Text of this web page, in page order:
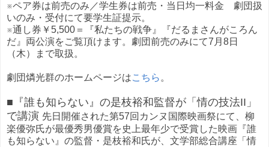
※ペア券は前売のみ／学生券は前売・当日均一料金 劇団扱
いのみ・受付にて要学生証提示。
※通し券￥5,500＝『私たちの戦争』『だるまさんがころん
だ』両公演をご覧頂けます。劇団前売のみにて7月8日
（木）まで取扱。
劇団燐光群のホームページはこちら 。
■『誰も知らない』の是枝裕和監督が「情の技法II」
で講演 先日開催された第57回カンヌ国際映画祭にて、柳
楽優弥氏が最優秀男優賞を史上最年少で受賞した映画『誰
も知らない』の監督・是枝裕和氏が、文学部総合講座「情